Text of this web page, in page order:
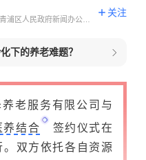
浦区人民政府新闻办公室
关注
下的养老难题？
老服务有限公司与
养结合
签约仪式在
双方依托各自资源